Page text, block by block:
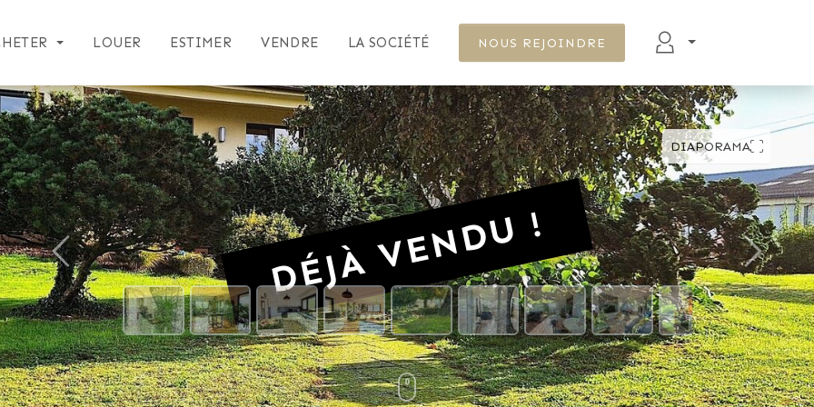
LOUER ESTIMER VENDRE LA SOCIÉTÉ NOUS REJOINDRE
DÉJÀ VENDU !
DIAPORAMA